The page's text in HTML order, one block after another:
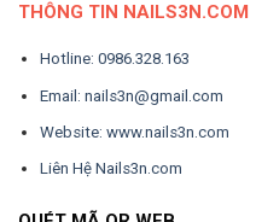
THÔNG TIN NAILS3N.COM
Hotline: 0986.328.163
Email: nails3n@gmail.com
Website: www.nails3n.com
Liên Hệ Nails3n.com